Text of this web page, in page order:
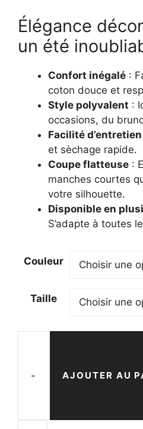
initial
était :
69,99 €.
actuel
est :
55,99 €.
Élégance
un été
Confort inégalé :
coton douce et
Style polyvalent :
occasions, du
Facilité d’entretien
et sèchage rapide.
Coupe flatteuse :
manches courtes
votre silhouette.
Disponible en
S’adapte à toutes
Couleur
Taille
- AJOUTER AU